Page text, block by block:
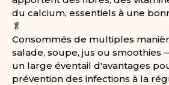
du calcium, essentiels à une
🥬
Consommés de multiples
salade, soupe, jus ou smoothies
un large éventail d'avantages
prévention des infections à la